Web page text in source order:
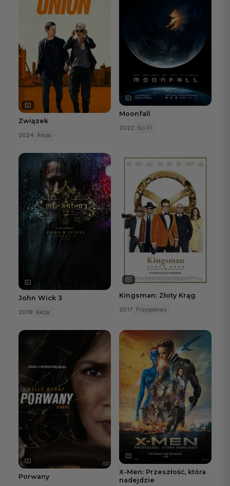
Związek
2024 Akcja
Moonfall
2022 Sci-Fi
John Wick 3
2019 Akcja
Kingsman: Złoty Krąg
2017 Przygodowy
Porwany
X-Men: Przeszłość, która
nadejdzie